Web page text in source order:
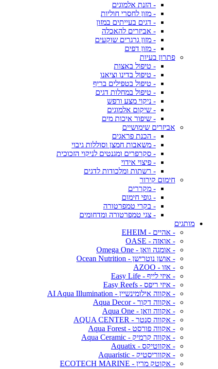
- הזנת אלמוגים
- מזון לחסרי חוליות
- דגים בעייתים במזון
- אביזרים להאכלה
- מזון גרגרים שוקעים
- מזון דפים
פתרון בעיות
- טיפול באצות
- טיפול בדינו וציאנו
- טיפול בטפילים בריף
- טיפול במחלות דגים
- ניקוי מצע ורפש
- שיקום אלמוגים
- שיפור איכות מים
אביזרים שימושיים
- הכנת פראגים
- משאבות חמצן וסוללות גיבוי
- סקרפרים ומגנטים לניקוי הזכוכית
- פיצוי אידוי
- רשתות ומלכודות לדגים
חימום קירור
- מקררים
- גופי חימום
- בקרי טמפרטורה
- צגי טמפרטורה ומדחומים
מותגים
- אהיים - EHEIM
- אואזה - OASE
- אומגה וואן - Omega One
- אושן נוטרישן - Ocean Nutrition
- אזו - AZOO
- איזי לייף - Easy Life
- איזי ריפס - Easy Reefs
- אקווה אילומינשיין - AI Aqua Illumination
- אקווה דקור - Aqua Decor
- אקווה וואן - Aqua One
- אקווה סנטר - AQUA CENTER
- אקווה פורסט - Aqua Forest
- אקווה קרמיק - Aqua Ceramic
- אקווטיקס - Aquatix
- אקווריסטיק - Aquaristic
- אקוטק מרין - ECOTECH MARINE